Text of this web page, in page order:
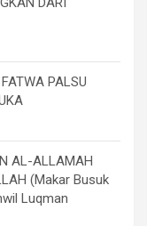
FATWA PALSU
AL-ALLAMAH
(Makar Busuk
Luqman